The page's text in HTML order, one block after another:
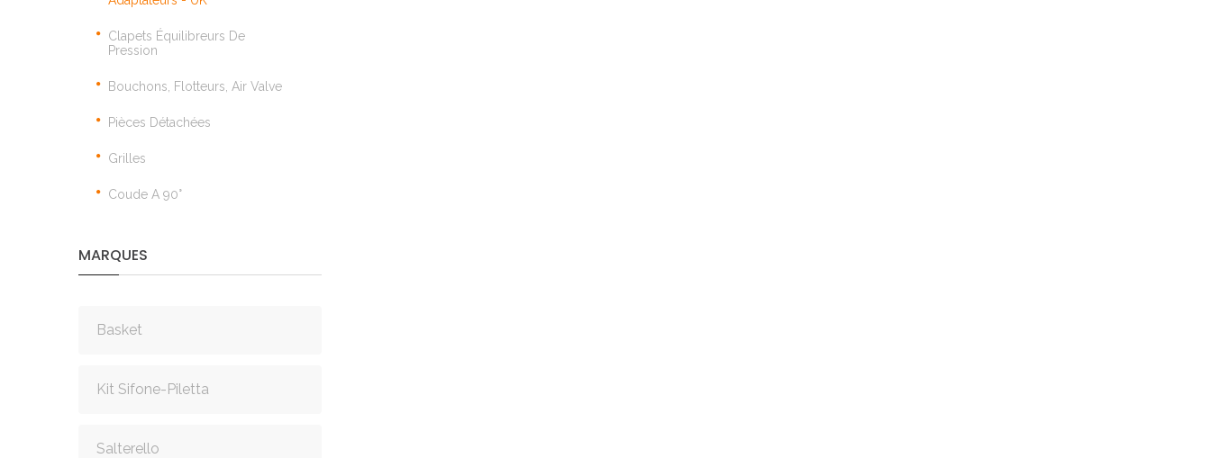
Clapets Équilibreurs De
Pression
Bouchons, Flotteurs, Air Valve
Pièces Détachées
Grilles
Coude A 90°
MARQUES
Basket
Kit Sifone-Piletta
Salterello